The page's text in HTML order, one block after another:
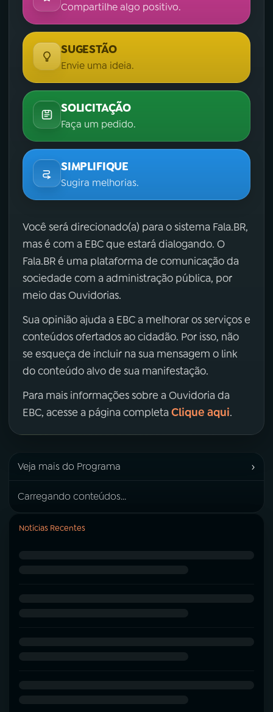
Compartilhe algo positivo.
SUGESTÃO
Envie uma ideia.
SOLICITAÇÃO
Faça um pedido.
SIMPLIFIQUE
Sugira melhorias.
Você será direcionado(a) para o sistema Fala.BR,
mas é com a EBC que estará dialogando. O
Fala.BR é uma plataforma de comunicação da
sociedade com a administração pública, por
meio das Ouvidorias.
Sua opinião ajuda a EBC a melhorar os serviços e
conteúdos ofertados ao cidadão. Por isso, não
se esqueça de incluir na sua mensagem o link
do conteúdo alvo de sua manifestação.
Para mais informações sobre a Ouvidoria da
EBC, acesse a página completa Clique aqui.
Veja mais do Programa ›
Carregando conteúdos...
Notícias Recentes